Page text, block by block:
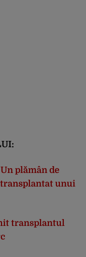
plămân de
unui
transplantul